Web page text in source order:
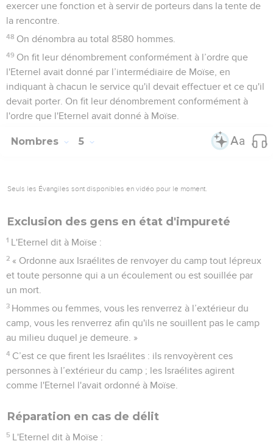
exercer une fonction et à servir de porteurs dans la tente de
la rencontre.
48 On dénombra au total 8580 hommes.
49 On fit leur dénombrement conformément à l’ordre que
l'Eternel avait donné par l’intermédiaire de Moïse, en
indiquant à chacun le service qu'il devait effectuer et ce qu'il
devait porter. On fit leur dénombrement conformément à
l'ordre que l'Eternel avait donné à Moïse.
Nombres 5
Seuls les Évangiles sont disponibles en vidéo pour le moment.
Exclusion des gens en état d'impureté
1 L'Eternel dit à Moïse :
2 « Ordonne aux Israélites de renvoyer du camp tout lépreux
et toute personne qui a un écoulement ou est souillée par
un mort.
3 Hommes ou femmes, vous les renverrez à l’extérieur du
camp, vous les renverrez afin qu'ils ne souillent pas le camp
au milieu duquel je demeure. »
4 C’est ce que firent les Israélites : ils renvoyèrent ces
personnes à l’extérieur du camp ; les Israélites agirent
comme l'Eternel l'avait ordonné à Moïse.
Réparation en cas de délit
5 L'Eternel dit à Moïse :